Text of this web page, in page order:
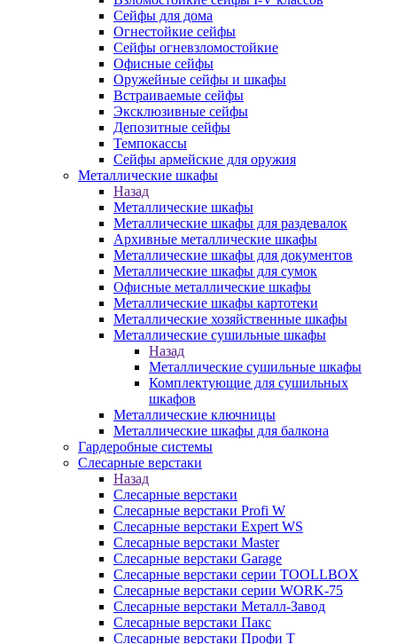
Сейфы для дома
Огнестойкие сейфы
Сейфы огневзломостойкие
Офисные сейфы
Оружейные сейфы и шкафы
Встраиваемые сейфы
Эксклюзивные сейфы
Депозитные сейфы
Темпокассы
Сейфы армейские для оружия
Металлические шкафы
Назад
Металлические шкафы
Металлические шкафы для раздевалок
Архивные металлические шкафы
Металлические шкафы для документов
Металлические шкафы для сумок
Офисные металлические шкафы
Металлические шкафы картотеки
Металлические хозяйственные шкафы
Металлические сушильные шкафы
Назад
Металлические сушильные шкафы
Комплектующие для сушильных
шкафов
Металлические ключницы
Металлические шкафы для балкона
Гардеробные системы
Слесарные верстаки
Назад
Слесарные верстаки
Слесарные верстаки Profi W
Слесарные верстаки Expert WS
Слесарные верстаки Master
Слесарные верстаки Garage
Слесарные верстаки серии TOOLLBOX
Слесарные верстаки серии WORK-75
Слесарные верстаки Металл-Завод
Слесарные верстаки Пакс
Слесарные верстаки Профи Т